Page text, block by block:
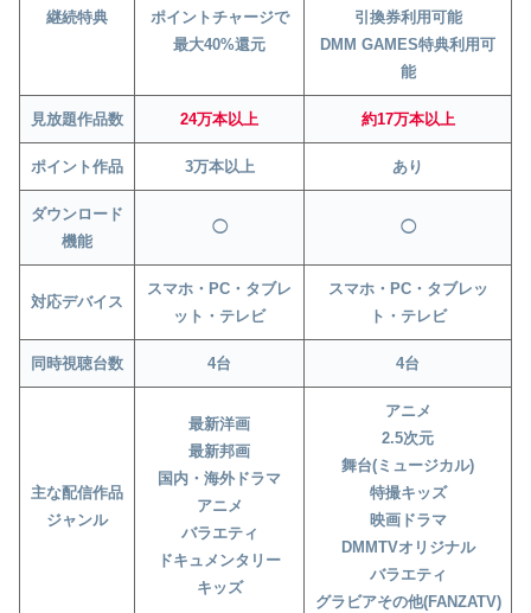
継続特典
ポイントチャージで
最大40%還元
引換券利用可能
DMM GAMES特典利用可
能
見放題作品数 24万本以上 約17万本以上
ポイント作品 3万本以上 あり
ダウンロード
機能
◯ ◯
対応デバイス
スマホ・PC・タブレ
ット・テレビ
スマホ・PC・タブレッ
ト・テレビ
同時視聴台数 4台 4台
主な配信作品
ジャンル
最新洋画
最新邦画
国内・海外ドラマ
アニメ
バラエティ
ドキュメンタリー
キッズ
アニメ
2.5次元
舞台(ミュージカル)
特撮キッズ
映画ドラマ
DMMTVオリジナル
バラエティ
グラビアその他(FANZATV)